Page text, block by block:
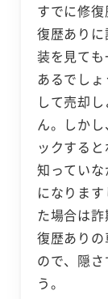
すでに修
復歴あり
装を見て
あるでし
して売却
ん。しか
ックする
知ってい
になりま
た場合は
復歴あり
ので、隠
う。